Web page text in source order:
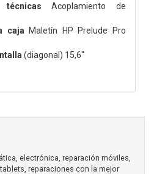
técnicas Acoplamiento de
caja
Maletín HP Prelude Pro
(diagonal) 15,6"
electrónica, reparación móviles,
reparaciones con la mejor